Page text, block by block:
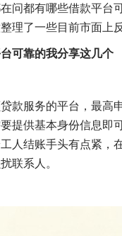
问都有哪些借款平台
理了一些目前市面上
可靠的我分享这几个
款服务的平台，最高
提供基本身份信息即
人结账手头有点紧
联系人。